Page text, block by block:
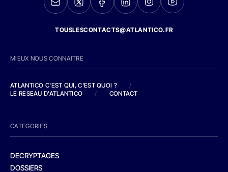
TOUSLESCONTACTS@ATLANTICO.FR
MIEUX NOUS CONNAITRE
ATLANTICO C'EST QUI, C'EST QUOI ?
/
LE RESEAU D'ATLANTICO
/ CONTACT
CATEGORIES
DECRYPTAGES
DOSSIERS